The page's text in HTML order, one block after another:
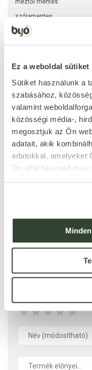
Ez a weboldal sütiket
Sütiket használunk a
szabásához,
valamint
közösségi média-,
megosztjuk az Ön
adatait, akik
adatokkal, amelyeket
Ön által használt más
méztől mentes
szójamentes
per 100 g
zsír
ebből telített zsírsavak
szénhidrát
ebből cukrok
fehérje
Ezt a terméket még